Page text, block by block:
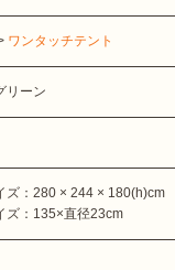
ワンタッチテント
リーン
ズ：280 × 244 × 180(h)cm
ズ：135×直径23cm